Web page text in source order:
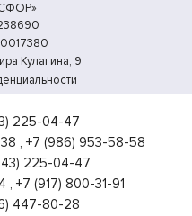
Кулагина, 9
225-04-47
, +7 (986) 953-58-58
225-04-47
, +7 (917) 800-31-91
447-80-28